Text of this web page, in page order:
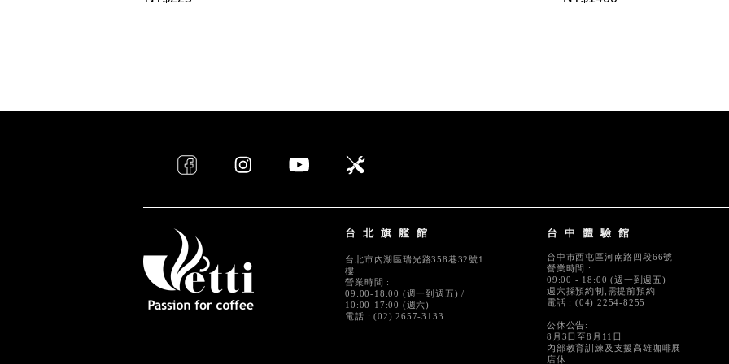
台北旗艦館
台北市內湖區瑞光路358巷32號1
樓
營業時間 :
09:00-18:00 (週一到週五) /
10:00-17:00 (週六)
電話 : (02) 2657-3133
台中體驗館
台中市西屯區河南路四段66號
營業時間 :
09:00 - 18:00 (週一到週五)
週六採預約制,需提前預約
電話 : (04) 2254-8255
公休公告:
8月3日至8月11日
內部教育訓練及支援高雄咖啡展
店休